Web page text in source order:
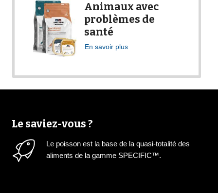
Animaux avec
problèmes de
santé
En savoir plus
Le saviez-vous ?
Le poisson est la base de la quasi-totalité des
aliments de la gamme SPECIFIC™.